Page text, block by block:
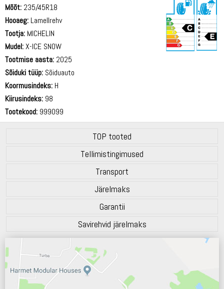
Mõõt: 235/45R18
Hooaeg: Lamellrehv
Tootja: MICHELIN
Mudel:X-ICE SNOW
Tootmise aasta: 2025
Sõiduki tüüp: Sõiduauto
Koormusindeks: H
Kiirusindeks: 98
Tootekood: 999099
TOP tooted
Tellimistingimused
Transport
Järelmaks
Garantii
Savirehvid järelmaks